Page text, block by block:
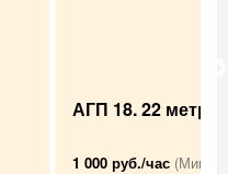
АГП 18. 22 метра .
1 000 руб./час